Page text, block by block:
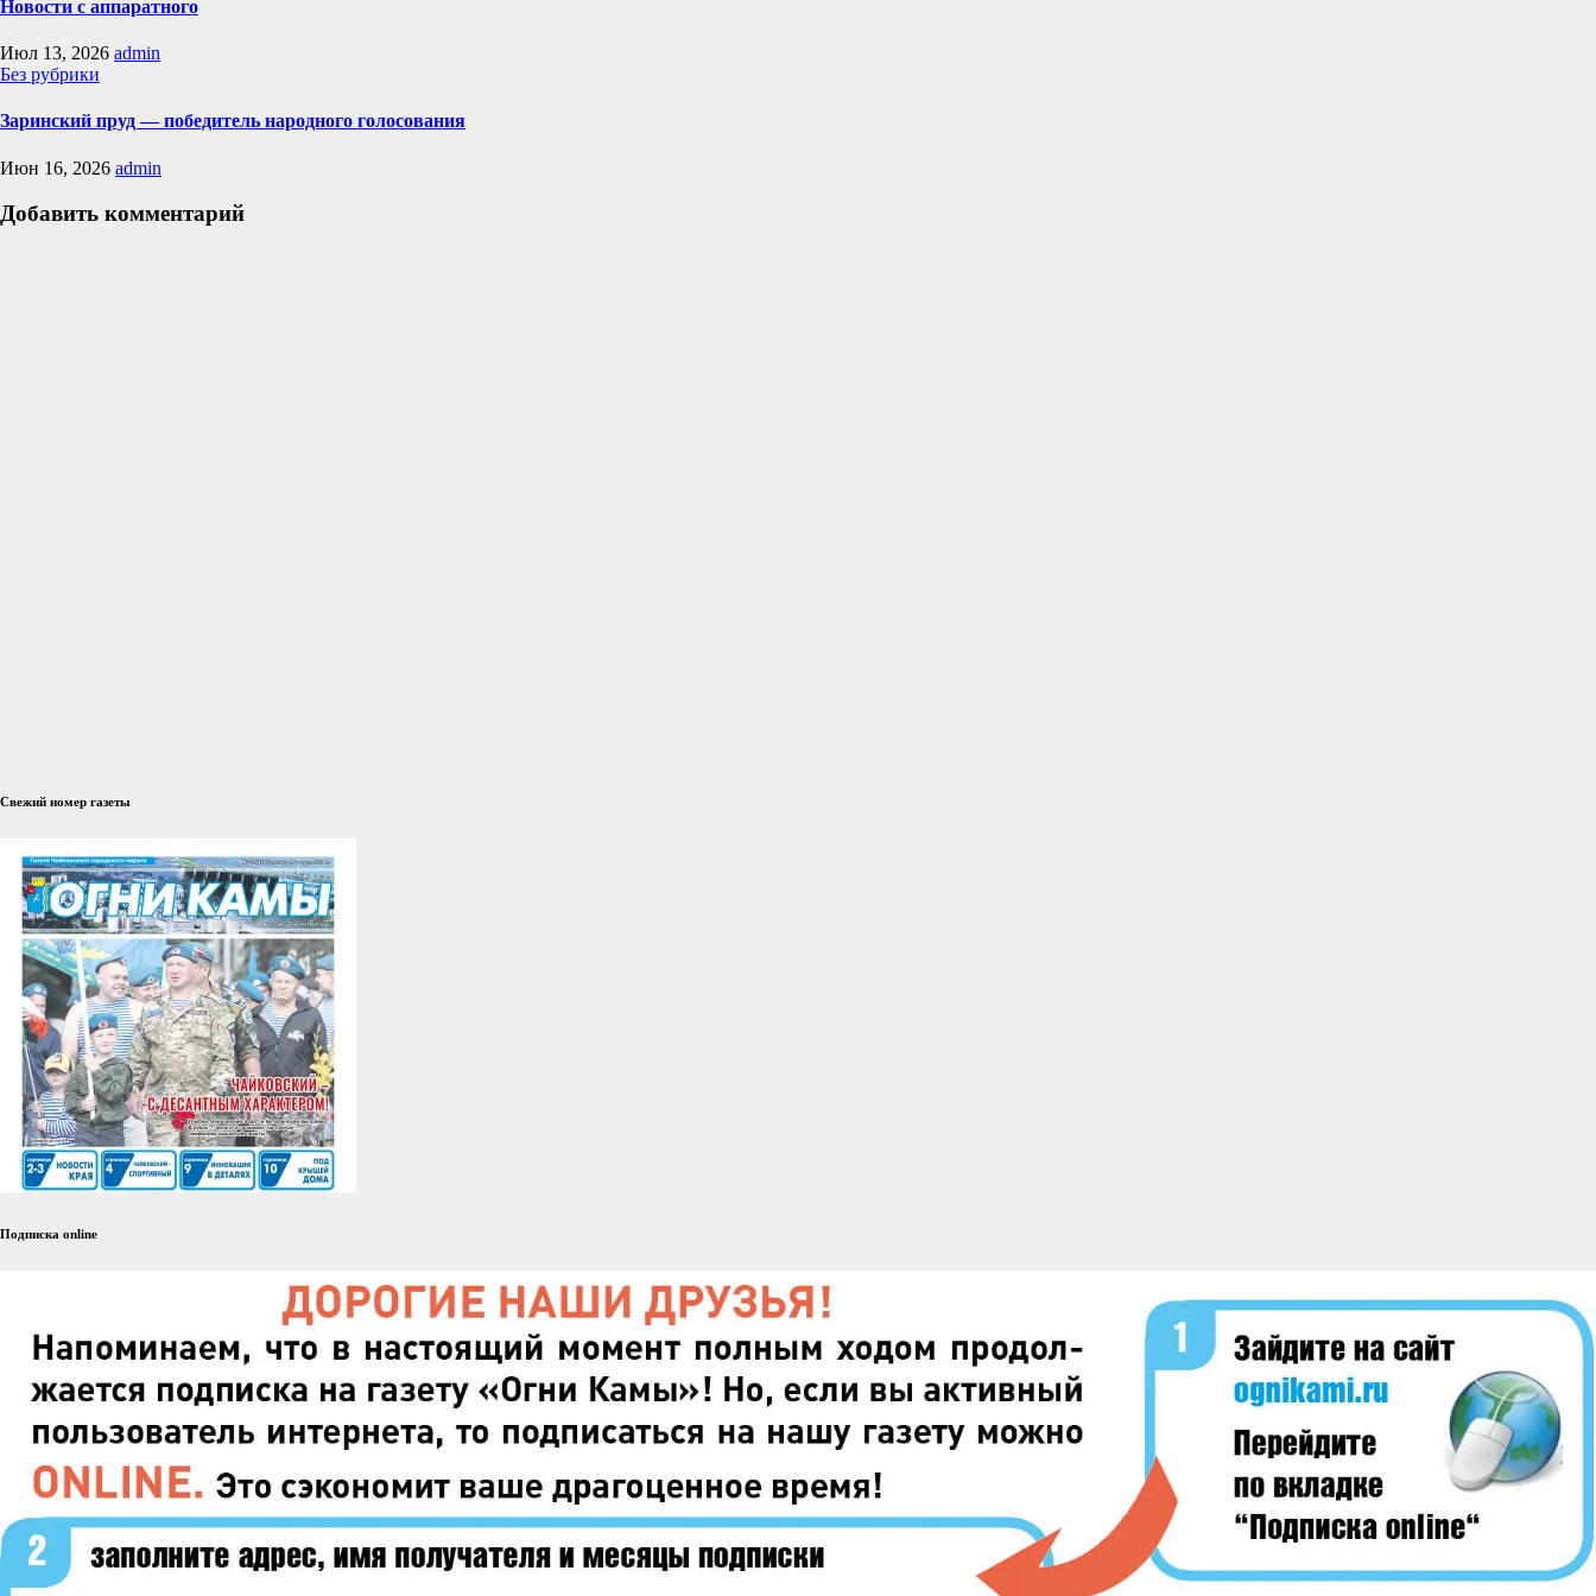
Новости с аппаратного
Июл 13, 2026 admin
Без рубрики
Заринский пруд — победитель народного голосования
Июн 16, 2026 admin
Добавить комментарий
Свежий номер газеты
Подписка online